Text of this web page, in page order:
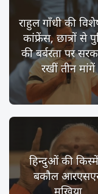
राहुल गाँधी की
कांफ्रेंस, छात्रों से
की बर्बरता पर
रखीं तीन मांगें
हिन्दुओं की
बकौल
मुखिया